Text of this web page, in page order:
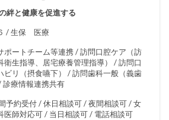
絆と健康を促進する
/ 生保 医療
ポートチーム等連携 / 訪問口腔ケア（訪
衛生指導、居宅療養管理指導） / 訪問口
ビリ（摂食嚥下） / 訪問歯科一般（義歯
診療情報連携共有
予約受付 / 休日相談可 / 夜間相談可 / 女
医師対応可 / 当日相談可 / 電話相談可